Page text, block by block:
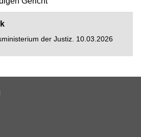
der Justiz. 10.03.2026